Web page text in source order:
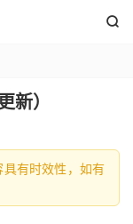

新）
有时效性，如有